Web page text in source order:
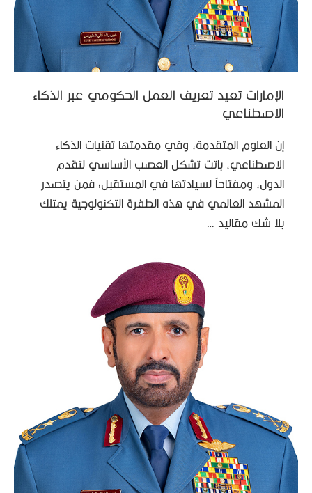
الإمارات تعيد تعريف العمل الحكومي عبر الذكاء
الاصطناعي
إن العلوم المتقدمة، وفي مقدمتها تقنيات الذكاء
الاصطناعي، باتت تشكل العصب الأساسي لتقدم
الدول، ومفتاحاً لسيادتها في المستقبل؛ فمن يتصدر
المشهد العالمي في هذه الطفرة التكنولوجية يمتلك
بلا شك مقاليد …